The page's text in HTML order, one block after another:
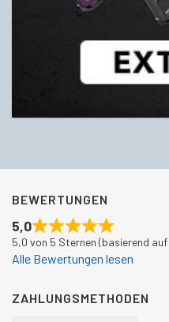
BEWERTUNGEN
5,0
5,0 von 5 Sternen (basierend auf
Alle Bewertungen lesen
ZAHLUNGSMETHODEN